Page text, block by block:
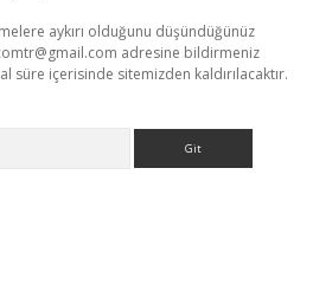
aykırı olduğunu düşündüğünüz
adresine bildirmeniz
süre içerisinde sitemizden kaldırılacaktır.